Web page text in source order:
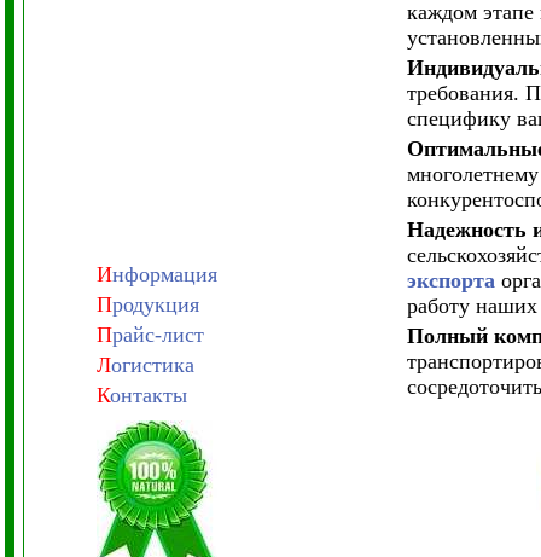
Информация
Продукция
Прайс-лист
Логистика
Контакты
каждом этапе
требования.
специфику
Надежность
экспорта
работу
Полный